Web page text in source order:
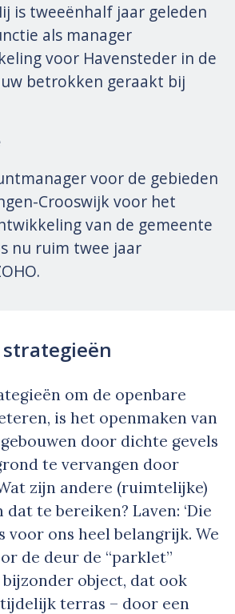
is tweeënhalf jaar geleden
als manager
voor Havensteder in de
betrokken geraakt bij
voor de gebieden
Crooswijk voor het
van de gemeente
nu ruim twee jaar
om de openbare
is het openmaken van
door dichte gevels
te vervangen door
zijn andere (ruimtelijke)
te bereiken? Laven: ‘Die
ons heel belangrijk. We
de deur de “parklet”
bijzonder object, dat ook
terras – door een